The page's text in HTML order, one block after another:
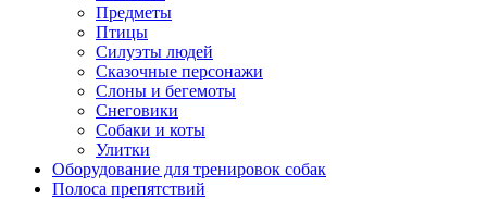
Предметы
Птицы
Силуэты людей
Сказочные персонажи
Слоны и бегемоты
Снеговики
Собаки и коты
Улитки
Оборудование для тренировок собак
Полоса препятствий